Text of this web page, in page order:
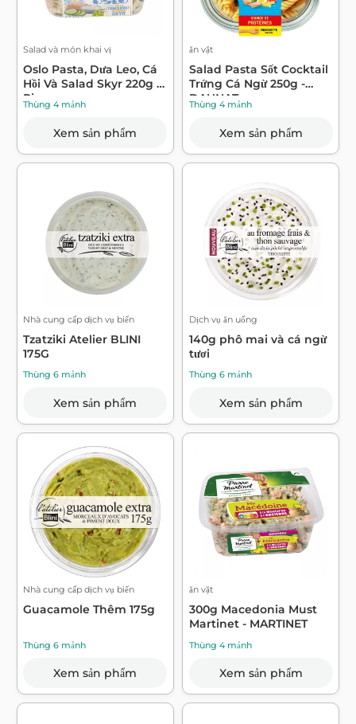
Salad và món khai vị
Oslo Pasta, Dưa Leo, Cá
Hồi Và Salad Skyr 220g -
Pier...
Thùng 4 mảnh
Xem sản phẩm
ăn vặt
Salad Pasta Sốt Cocktail
Trứng Cá Ngừ 250g -
DAUNAT
Thùng 4 mảnh
Xem sản phẩm
Nhà cung cấp dịch vụ biển
Tzatziki Atelier BLINI
175G
Thùng 6 mảnh
Xem sản phẩm
Dịch vụ ăn uống
140g phô mai và cá ngừ
tươi
Thùng 6 mảnh
Xem sản phẩm
Nhà cung cấp dịch vụ biển
Guacamole Thêm 175g
Thùng 6 mảnh
Xem sản phẩm
ăn vặt
300g Macedonia Must
Martinet - MARTINET
Thùng 4 mảnh
Xem sản phẩm